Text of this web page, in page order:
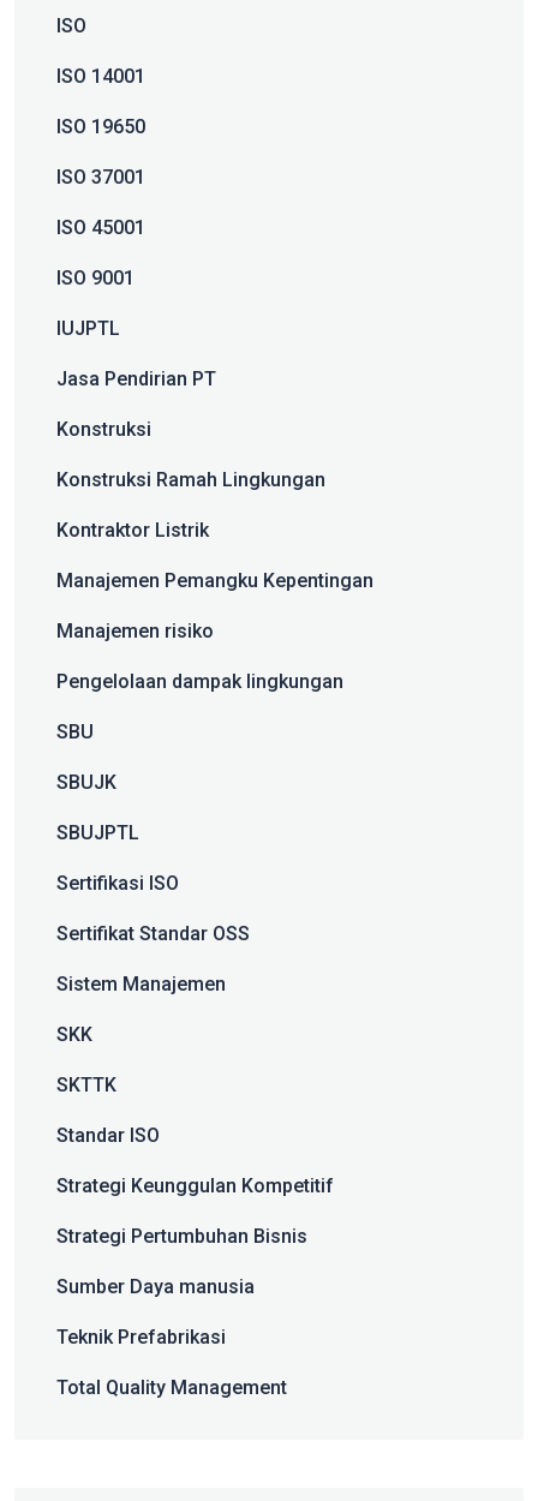
ISO
ISO 14001
ISO 19650
ISO 37001
ISO 45001
ISO 9001
IUJPTL
Jasa Pendirian PT
Konstruksi
Konstruksi Ramah Lingkungan
Kontraktor Listrik
Manajemen Pemangku Kepentingan
Manajemen risiko
Pengelolaan dampak lingkungan
SBU
SBUJK
SBUJPTL
Sertifikasi ISO
Sertifikat Standar OSS
Sistem Manajemen
SKK
SKTTK
Standar ISO
Strategi Keunggulan Kompetitif
Strategi Pertumbuhan Bisnis
Sumber Daya manusia
Teknik Prefabrikasi
Total Quality Management